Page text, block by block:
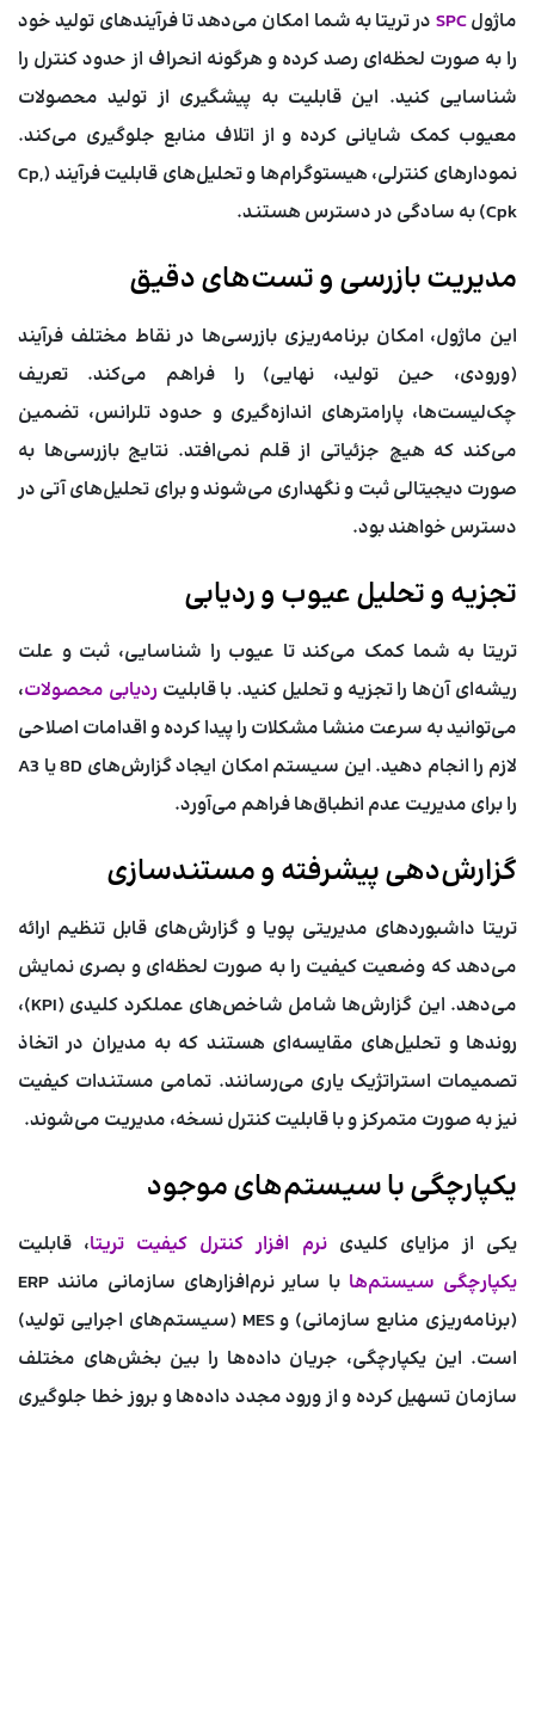
ماژولSPC در تریتا به شما امکان می‌دهد تا فرآیندهای تولید خود
را به صورت لحظه‌ای رصد کرده و هرگونه انحراف از حدود کنترل را
شناسایی کنید. این قابلیت به پیشگیری از تولید محصولات
معیوب کمک شایانی کرده و از اتلاف منابع جلوگیری می‌کند.
نمودارهای کنترلی، هیستوگرام‌ها و تحلیل‌های قابلیت فرآیند (Cp,
Cpk) به سادگی در دسترس هستند.
مدیریت بازرسی و تست‌های دقیق
این ماژول، امکان برنامه‌ریزی بازرسی‌ها در نقاط مختلف فرآیند
(ورودی، حین تولید، نهایی) را فراهم می‌کند. تعریف
چک‌لیست‌ها، پارامترهای اندازه‌گیری و حدود تلرانس، تضمین
می‌کند که هیچ جزئیاتی از قلم نمی‌افتد. نتایج بازرسی‌ها به
صورت دیجیتالی ثبت و نگهداری می‌شوند و برای تحلیل‌های آتی در
دسترس خواهند بود.
تجزیه و تحلیل عیوب و ردیابی
تریتا به شما کمک می‌کند تا عیوب را شناسایی، ثبت و علت
ریشه‌ای آن‌ها را تجزیه و تحلیل کنید. با قابلیت ردیابی محصولات،
می‌توانید به سرعت منشا مشکلات را پیدا کرده و اقدامات اصلاحی
لازم را انجام دهید. این سیستم امکان ایجاد گزارش‌های 8D یا A3
را برای مدیریت عدم انطباق‌ها فراهم می‌آورد.
گزارش‌دهی پیشرفته و مستندسازی
تریتا داشبوردهای مدیریتی پویا و گزارش‌های قابل تنظیم ارائه
می‌دهد که وضعیت کیفیت را به صورت لحظه‌ای و بصری نمایش
می‌دهد. این گزارش‌ها شامل شاخص‌های عملکرد کلیدی (KPI)،
روندها و تحلیل‌های مقایسه‌ای هستند که به مدیران در اتخاذ
تصمیمات استراتژیک یاری می‌رسانند. تمامی مستندات کیفیت
نیز به صورت متمرکز و با قابلیت کنترل نسخه، مدیریت می‌شوند.
یکپارچگی با سیستم‌های موجود
یکی از مزایای کلیدینرم افزار کنترل کیفیت تریتا، قابلیت
یکپارچگی سیستم‌ها
با سایر نرم‌افزارهای سازمانی مانند ERP
(برنامه‌ریزی منابع سازمانی) و MES (سیستم‌های اجرایی تولید)
است. این یکپارچگی، جریان داده‌ها را بین بخش‌های مختلف
سازمان تسهیل کرده و از ورود مجدد داده‌ها و بروز خطا جلوگیری